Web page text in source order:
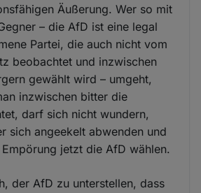
Äußerung. Wer so mit
– die AfD ist eine legal
Partei, die auch nicht vom
beobachtet und inzwischen
gewählt wird – umgeht,
inzwischen bitter die
darf sich nicht wundern,
sich angeekelt abwenden und
jetzt die AfD wählen.
der AfD zu unterstellen, dass